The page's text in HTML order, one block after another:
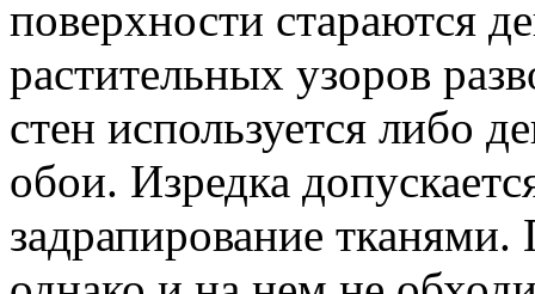
поверхности стараются
растительных узоров
стен используется либо
обои. Изредка
задрапирование